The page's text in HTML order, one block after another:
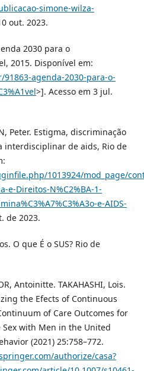
simone-wilza-
out. 2023.
2030 para o
2015. Disponível em:
agenda-2030-para-o-
>]. Acesso em 3 jul.
Peter. Estigma, discriminação
interdisciplinar de aids, Rio de
1013924/mod_page/
e-Direitos-N%C2%BA-1-
e-AIDS-
de 2023.
O que É o SUS? Rio de
Antoinitte. TAKAHASHI, Lois.
the Efects of Continuous
of Care Outcomes for
Sex with Men in the United
(2021) 25:758–772.
authorize/casa?